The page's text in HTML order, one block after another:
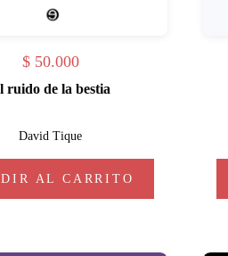
$50.000
ruido de la bestia
David Tique
AL CARRITO